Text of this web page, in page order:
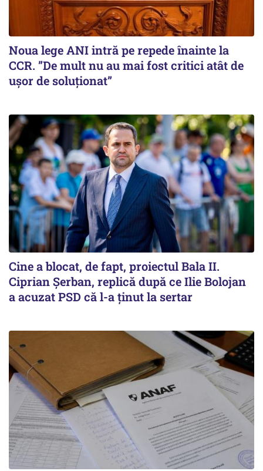
Noua lege ANI intră pe repede înainte la
CCR. ”De mult nu au mai fost critici atât de
ușor de soluționat”
Cine a blocat, de fapt, proiectul Bala II.
Ciprian Șerban, replică după ce Ilie Bolojan
a acuzat PSD că l-a ținut la sertar